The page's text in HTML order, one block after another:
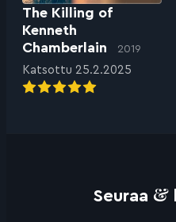
The Killing of
Kenneth
Chamberlain
2019
Katsottu 25.2.2025
Seuraa &